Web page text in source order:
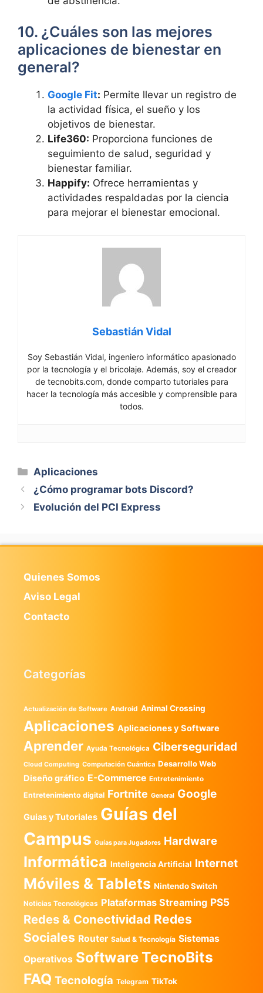
10. ¿Cuáles son las mejores
aplicaciones de bienestar en
general?
Google Fit: Permite llevar un registro de
la actividad física, el sueño y los
objetivos de bienestar.
Life360: Proporciona funciones de
seguimiento de salud, seguridad y
bienestar familiar.
Happify: Ofrece herramientas y
actividades respaldadas por la ciencia
para mejorar el bienestar emocional.
Sebastián Vidal
Soy Sebastián Vidal, ingeniero informático apasionado
por la tecnología y el bricolaje. Además, soy el creador
de tecnobits.com, donde comparto tutoriales para
hacer la tecnología más accesible y comprensible para
todos.
Categorías
Aplicaciones
¿Cómo programar bots Discord?
Evolución del PCI Express
Quienes Somos
Aviso Legal
Contacto
Categorías
Actualización de Software Android Animal Crossing
Aplicaciones Aplicaciones y Software
Aprender Ayuda Tecnológica Ciberseguridad
Cloud Computing Computación Cuántica Desarrollo Web
Diseño gráfico E-Commerce Entretenimiento
Entretenimiento digital Fortnite General Google
Guias y Tutoriales Guías del
Campus Guías para Jugadores Hardware
Informática Inteligencia Artificial Internet
Móviles & Tablets Nintendo Switch
Noticias Tecnológicas Plataformas Streaming PS5
Redes & Conectividad Redes
Sociales Router Salud & Tecnología Sistemas
Operativos SoftwareTecnoBits
FAQ Tecnología Telegram TikTok